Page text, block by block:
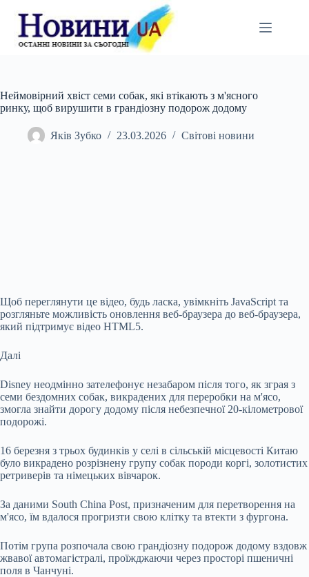
вмісту
Неймовірний хвіст семи собак, які втікають з м'ясного
ринку, щоб вирушити в грандіозну подорож додому
Яків Зубко 23.03.2026 Світові новини
Щоб переглянути це відео, будь ласка, увімкніть JavaScript та
розгляньте можливість оновлення веб-браузера до веб-браузера,
який підтримує відео HTML5.
Далі
Disney неодмінно зателефонує незабаром після того, як зграя з
семи бездомних собак, викрадених для переробки на м'ясо,
змогла знайти дорогу додому після небезпечної 20-кілометрової
подорожі.
16 березня з трьох будинків у селі в сільській місцевості Китаю
було викрадено розрізнену групу собак породи коргі, золотистих
ретриверів та німецьких вівчарок.
За даними South China Post, призначеним для перетворення на
м'ясо, їм вдалося прогризти свою клітку та втекти з фургона.
Потім група розпочала свою грандіозну подорож додому вздовж
жвавої автомагістралі, проїжджаючи через просторі пшеничні
поля в Чанчуні.